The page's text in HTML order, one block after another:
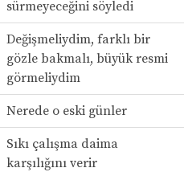
sürmeyeceğini söyledi
Değişmeliydim, farklı bir
gözle bakmalı, büyük resmi
görmeliydim
Nerede o eski günler
Sıkı çalışma daima
karşılığını verir